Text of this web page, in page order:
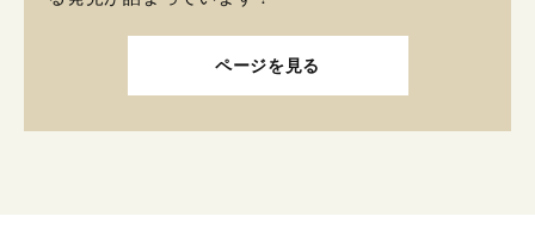
ページを見る